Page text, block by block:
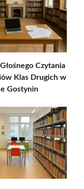
Czytania
Klas Drugich w
Gostynin